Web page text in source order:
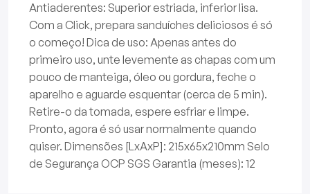
Antiaderentes: Superior estriada, inferior lisa.
Com a Click, prepara sanduíches deliciosos é só
o começo! Dica de uso: Apenas antes do
primeiro uso, unte levemente as chapas com um
pouco de manteiga, óleo ou gordura, feche o
aparelho e aguarde esquentar (cerca de 5 min).
Retire-o da tomada, espere esfriar e limpe.
Pronto, agora é só usar normalmente quando
quiser. Dimensões [LxAxP]: 215x65x210mm Selo
de Segurança OCP SGS Garantia (meses): 12